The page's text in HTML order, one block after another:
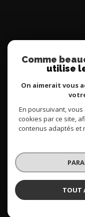
© 2026 | Tous droits
Comme
utilise
On aimerait vous
En poursuivant,
cookies par ce site,
contenus adaptés et
TOUT